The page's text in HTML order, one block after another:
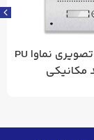
پنل آیفون کارتخوان PU